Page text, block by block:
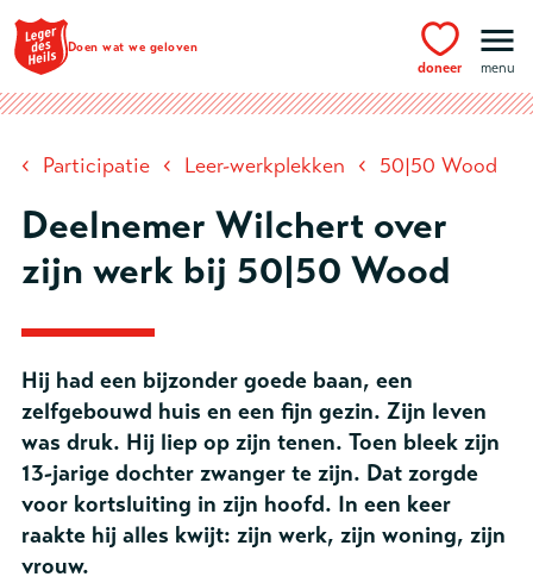
Ga naar hoofdinhoud
Doen wat we geloven
doneer menu
‹ Participatie ‹ Leer-werkplekken ‹ 50|50 Wood
Deelnemer Wilchert over
zijn werk bij 50|50 Wood
Hij had een bijzonder goede baan, een
zelfgebouwd huis en een fijn gezin. Zijn leven
was druk. Hij liep op zijn tenen. Toen bleek zijn
13-jarige dochter zwanger te zijn. Dat zorgde
voor kortsluiting in zijn hoofd. In een keer
raakte hij alles kwijt: zijn werk, zijn woning, zijn
vrouw.